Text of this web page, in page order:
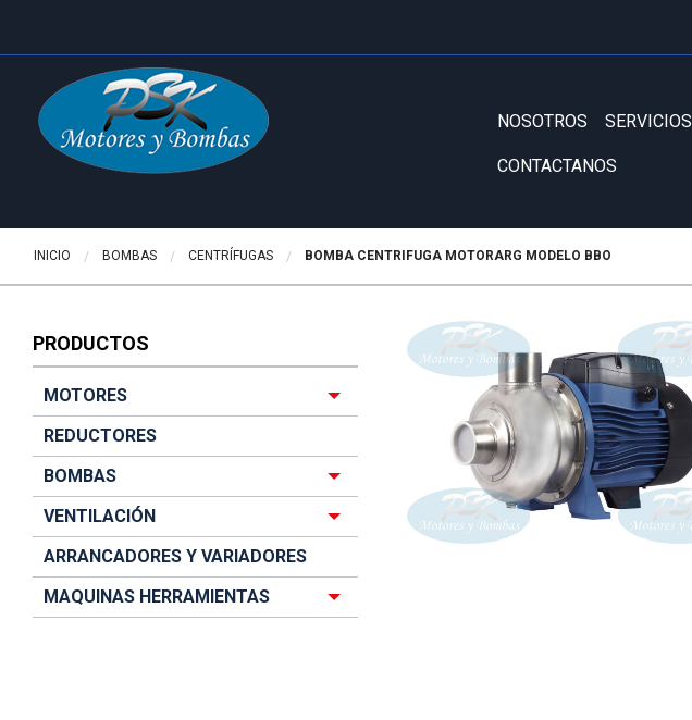
NOSOTROS SERVICIOS
CONTACTANOS
INICIO BOMBAS CENTRÍFUGAS ACTUALMENTE:
BOMBA CENTRIFUGA MOTORARG MODELO BBO
PRODUCTOS
MOTORES
REDUCTORES
BOMBAS
VENTILACIÓN
ARRANCADORES Y VARIADORES
MAQUINAS HERRAMIENTAS